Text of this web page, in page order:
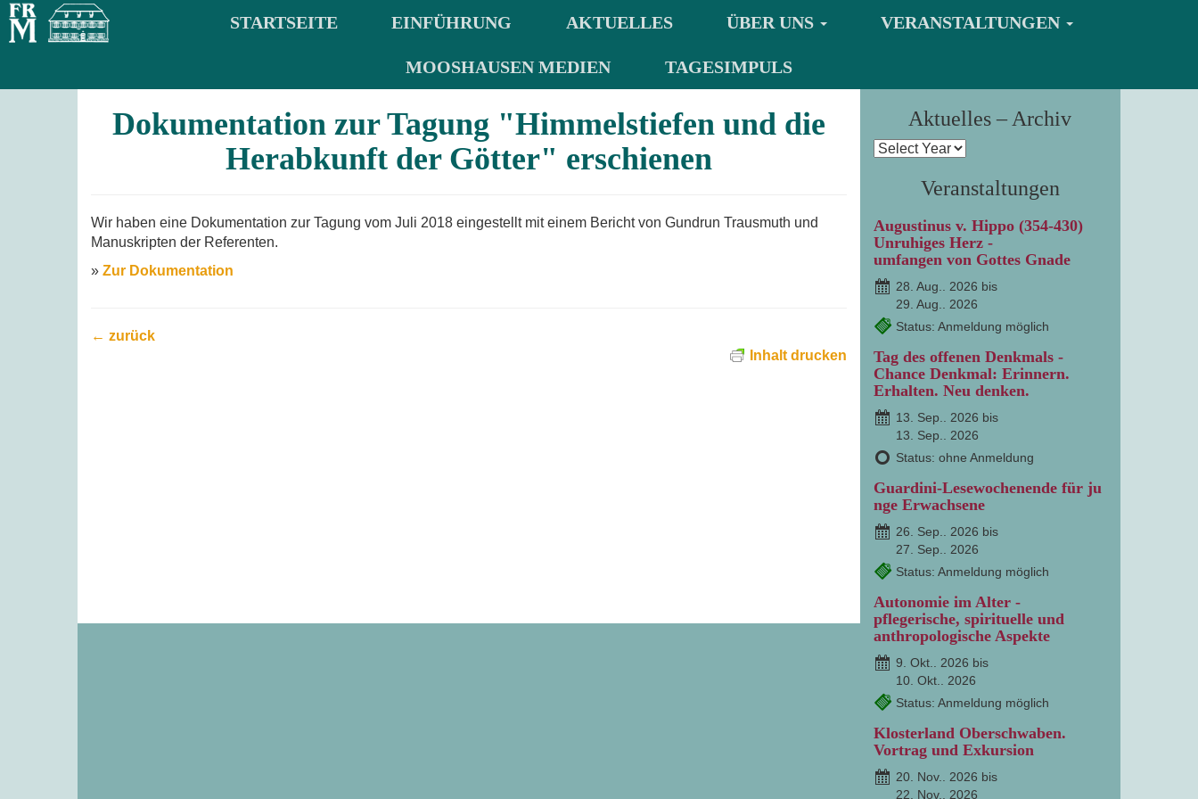
STARTSEITE EINFÜHRUNG AKTUELLES ÜBER UNS VERANSTALTUNGEN
MOOSHAUSEN MEDIEN TAGESIMPULS
Dokumentation zur Tagung "Himmelstiefen und die
Herabkunft der Götter" erschienen
Wir haben eine Dokumentation zur Tagung vom Juli 2018 eingestellt mit einem Bericht von Gundrun Trausmuth und
Manuskripten der Referenten.
» Zur Dokumentation
← zurück
Inhalt drucken
Aktuelles – Archiv
Veranstaltungen
Augustinus v. Hippo (354-430)
Unruhiges Herz -
umfangen von Gottes Gnade
28. Aug.. 2026 bis
29. Aug.. 2026
Status: Anmeldung möglich
Tag des offenen Denkmals -
Chance Denkmal: Erinnern.
Erhalten. Neu denken.
13. Sep.. 2026 bis
13. Sep.. 2026
Status: ohne Anmeldung
Guardini-Lesewochenende für ju
nge Erwachsene
26. Sep.. 2026 bis
27. Sep.. 2026
Status: Anmeldung möglich
Autonomie im Alter -
pflegerische, spirituelle und
anthropologische Aspekte
9. Okt.. 2026 bis
10. Okt.. 2026
Status: Anmeldung möglich
Klosterland Oberschwaben.
Vortrag und Exkursion
20. Nov.. 2026 bis
22. Nov.. 2026